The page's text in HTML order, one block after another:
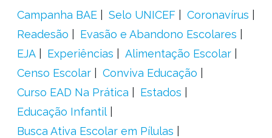
Campanha BAE Selo UNICEF
Coronavírus
Readesão
Evasão e Abandono Escolares
EJA
Experiências
Alimentação Escolar
Censo Escolar
Conviva Educação
Curso EAD Na Prática
Estados
Educação Infantil
Busca Ativa Escolar em Pílulas